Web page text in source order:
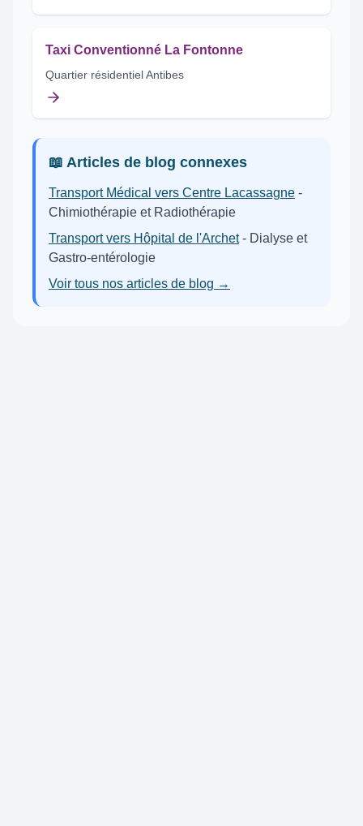
Taxi Conventionné La Fontonne
Quartier résidentiel Antibes
📖 Articles de blog connexes
Transport Médical vers Centre Lacassagne -
Chimiothérapie et Radiothérapie
Transport vers Hôpital de l'Archet - Dialyse et
Gastro-entérologie
Voir tous nos articles de blog →